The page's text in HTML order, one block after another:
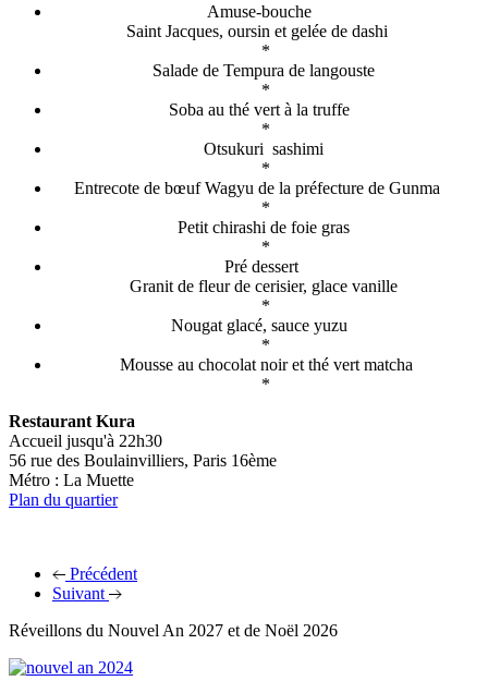
Amuse-bouche
Saint Jacques, oursin et gelée de dashi
*
Salade de Tempura de langouste
*
Soba au thé vert à la truffe
*
Otsukuri sashimi
*
Entrecote de bœuf Wagyu de la préfecture de Gunma
*
Petit chirashi de foie gras
*
Pré dessert
Granit de fleur de cerisier, glace vanille
*
Nougat glacé, sauce yuzu
*
Mousse au chocolat noir et thé vert matcha
*
Restaurant Kura
Accueil jusqu'à 22h30
56 rue des Boulainvilliers, Paris 16ème
Métro : La Muette
Plan du quartier
Précédent
Suivant
Réveillons du Nouvel An 2027 et de Noël 2026